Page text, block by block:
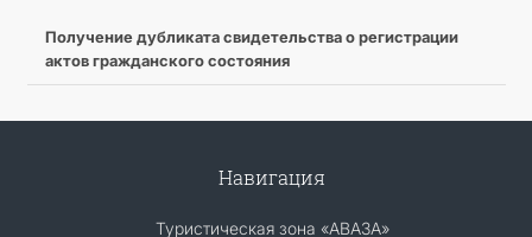
Получение дубликата свидетельства о регистрации
актов гражданского состояния
Навигация
Туристическая зона «АВАЗА»